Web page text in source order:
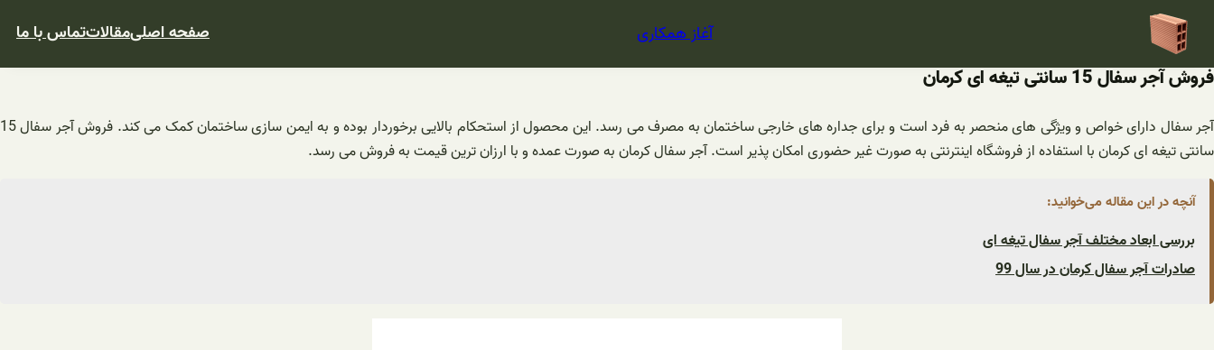
محتوا
آغاز همکاری صفحه اصلیمقالاتتماس با ما
فروش آجر سفال 15 سانتی تیغه ای کرمان
آجر سفال دارای خواص و ویژگی های منحصر به فرد است و برای جداره های خارجی ساختمان به مصرف می رسد. این محصول از استحکام بالایی برخوردار بوده و به ایمن سازی ساختمان کمک می کند. فروش آجر سفال 15
سانتی تیغه ای کرمان با استفاده از فروشگاه اینترنتی به صورت غیر حضوری امکان پذیر است. آجر سفال کرمان به صورت عمده و با ارزان ترین قیمت به فروش می رسد.
آنچه در این مقاله می‌خوانید:
بررسی ابعاد مختلف آجر سفال تیغه ای
صادرات آجر سفال کرمان در سال 99